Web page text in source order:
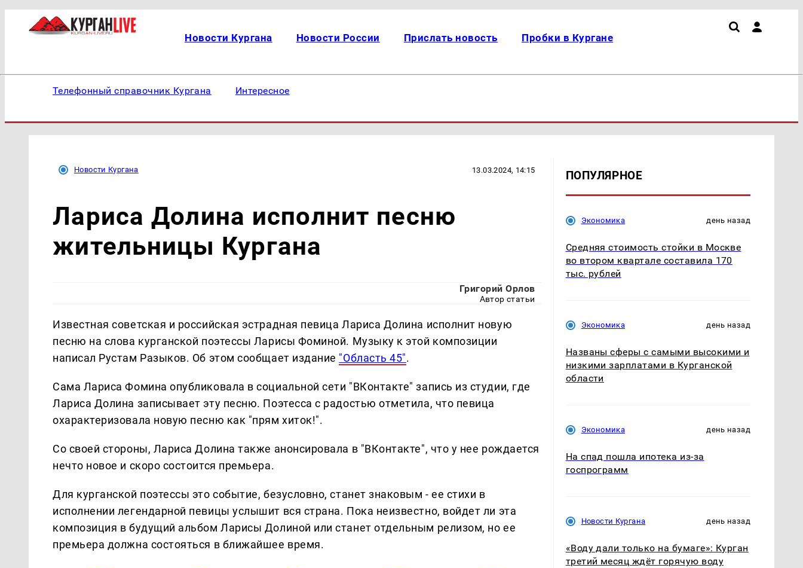
Новости Кургана Новости России Прислать новость Пробки в Кургане
Телефонный справочник Кургана Интересное
Новости Кургана 13.03.2024, 14:15
Лариса Долина исполнит песню
жительницы Кургана
Григорий Орлов
Автор статьи
Известная советская и российская эстрадная певица Лариса Долина исполнит новую
песню на слова курганской поэтессы Ларисы Фоминой. Музыку к этой композиции
написал Рустам Разыков. Об этом сообщает издание "Область 45".
Сама Лариса Фомина опубликовала в социальной сети "ВКонтакте" запись из студии, где
Лариса Долина записывает эту песню. Поэтесса с радостью отметила, что певица
охарактеризовала новую песню как "прям хиток!".
Со своей стороны, Лариса Долина также анонсировала в "ВКонтакте", что у нее рождается
нечто новое и скоро состоится премьера.
Для курганской поэтессы это событие, безусловно, станет знаковым - ее стихи в
исполнении легендарной певицы услышит вся страна. Пока неизвестно, войдет ли эта
композиция в будущий альбом Ларисы Долиной или станет отдельным релизом, но ее
премьера должна состояться в ближайшее время.
ПОПУЛЯРНОЕ
Экономика день назад
Средняя стоимость стойки в Москве
во втором квартале составила 170
тыс. рублей
Экономика день назад
Названы сферы с самыми высокими и
низкими зарплатами в Курганской
области
Экономика день назад
На спад пошла ипотека из-за
госпрограмм
Новости Кургана день назад
«Воду дали только на бумаге»: Курган
третий месяц ждёт горячую воду